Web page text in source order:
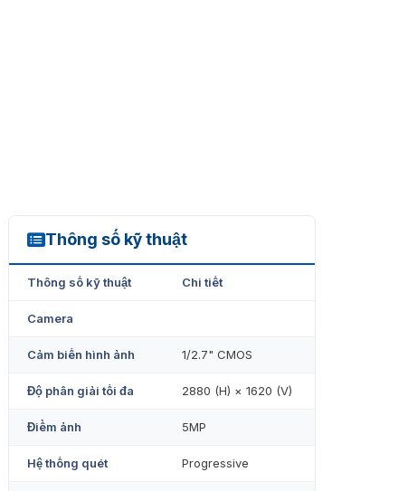
Thông số kỹ thuật
HAC-D1A51
Thông số kỹ thuật Chi tiết
Camera
Cảm biến hình ảnh 1/2.7" CMOS
Độ phân giải tối đa 2880 (H) × 1620 (V)
Điểm ảnh 5MP
Hệ thống quét Progressive